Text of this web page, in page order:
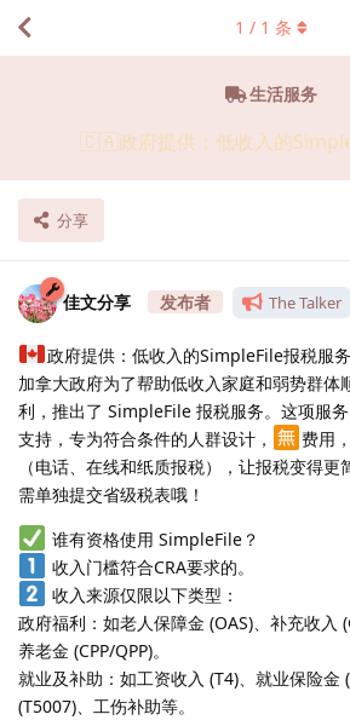
生活服务
🇨🇦政府提供：低收入的
分享
1 / 1 条
佳文分享 The Talker
政府提供：低收入的SimpleFile报税服务
加拿大政府为了帮助低收入家庭和弱势群体
利，推出了 SimpleFile 报税服务。这项服
支持，专为符合条件的人群设计，
费用
（电话、在线和纸质报税），让报税变得
需单独提交省级税表哦！
谁有资格使用 SimpleFile？
收入门槛符合CRA要求的。
收入来源仅限以下类型：
政府福利：如老人保障金 (OAS)、补充收入
养老金 (CPP/QPP)。
就业及补助：如工资收入 (T4)、就业保险金
(T5007)、工伤补助等。